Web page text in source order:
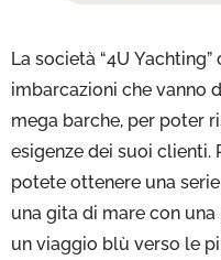
La società “4U
imbarcazioni che vanno
mega barche, per poter
esigenze dei suoi clienti.
potete ottenere una
una gita di mare con
un viaggio blù verso le